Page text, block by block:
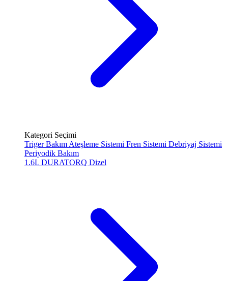
Kategori Seçimi
Triger Bakım Ateşleme Sistemi Fren Sistemi Debriyaj Sistemi
Periyodik Bakım
1.6L DURATORQ Dizel